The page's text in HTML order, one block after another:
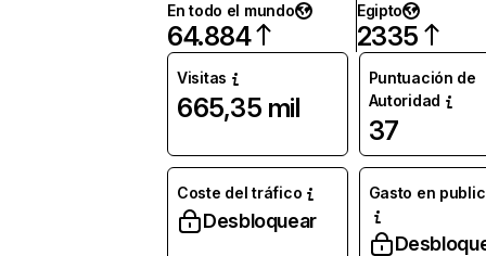
En todo el mundo
64.884
Egipto
2335
Visitas
665,35 mil
Puntuación de
Autoridad
37
Coste del tráfico
Desbloquear
Gasto en